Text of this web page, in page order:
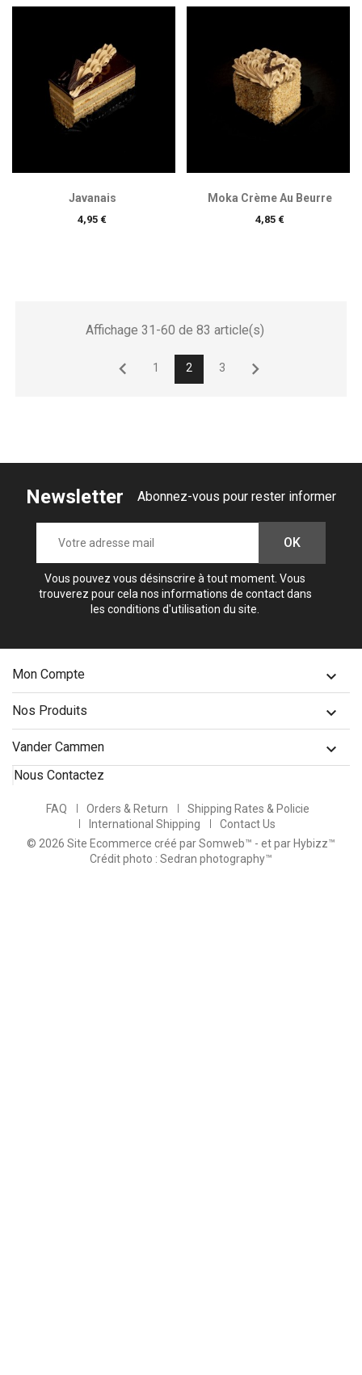
Javanais
Prix
4,95 €
Moka Crème Au Beurre
Prix
4,85 €
Affichage 31-60 de 83 article(s)
 1 2 3 
Newsletter Abonnez-vous pour rester informer
Vous pouvez vous désinscrire à tout moment. Vous
trouverez pour cela nos informations de contact dans
les conditions d'utilisation du site.
Mon Compte 
Nos Produits 
Vander Cammen 
Nous Contactez
FAQ Orders & Return
Shipping Rates & Policie
International Shipping
Contact Us
© 2026 Site Ecommerce créé par Somweb™ - et par Hybizz™
Crédit photo : Sedran photography™